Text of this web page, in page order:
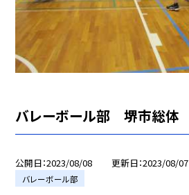
バレーボール部 堺市総体
公開日 2023/08/08 更新日 2023/08/07
バレーボール部